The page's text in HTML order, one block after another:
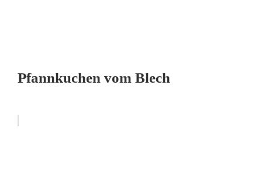
Pfannkuchen vom Blech